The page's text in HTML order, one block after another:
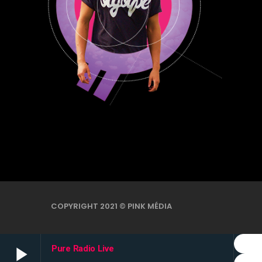
play_arrow Pure Radio Live
COPYRIGHT 2021 © PINK MÉDIA